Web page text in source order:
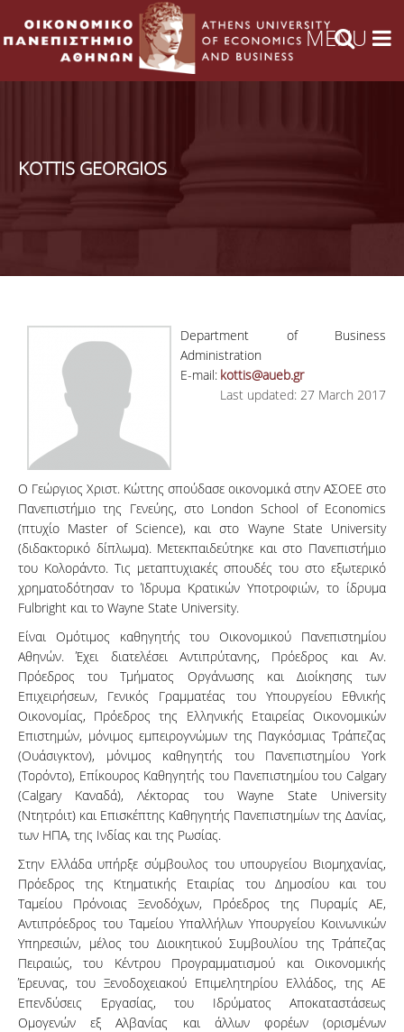
KOTTIS GEORGIOS
Department of Business
Administration
E-mail: kottis@aueb.gr
Ο Γεώργιος Χριστ. Κώττης σπούδασε οικονομικά στην ΑΣΟΕΕ στο
Πανεπιστήμιο της Γενεύης, στο London School of Economics
(πτυχίο Master of Science), και στο Wayne State University
(διδακτορικό δίπλωμα). Μετεκπαιδεύτηκε και στο Πανεπιστήμιο
του Κολοράντο. Τις μεταπτυχιακές σπουδές του στο εξωτερικό
χρηματοδότησαν το Ίδρυμα Κρατικών Υποτροφιών, το ίδρυμα
Fulbright και το Wayne State University.
Είναι Ομότιμος καθηγητής του Οικονομικού Πανεπιστημίου
Αθηνών. Έχει διατελέσει Αντιπρύτανης, Πρόεδρος και Αν.
Πρόεδρος του Τμήματος Οργάνωσης και Διοίκησης των
Επιχειρήσεων, Γενικός Γραμματέας του Υπουργείου Εθνικής
Οικονομίας, Πρόεδρος της Ελληνικής Εταιρείας Οικονομικών
Επιστημών, μόνιμος εμπειρογνώμων της Παγκόσμιας Τράπεζας
(Ουάσιγκτον), μόνιμος καθηγητής του Πανεπιστημίου York
(Τορόντο), Επίκουρος Καθηγητής του Πανεπιστημίου του Calgary
(Calgary Καναδά), Λέκτορας του Wayne State University
(Ντητρόιτ) και Επισκέπτης Καθηγητής Πανεπιστημίων της Δανίας,
των ΗΠΑ, της Ινδίας και της Ρωσίας.
Στην Ελλάδα υπήρξε σύμβουλος του υπουργείου Βιομηχανίας,
Πρόεδρος της Κτηματικής Εταιρίας του Δημοσίου και του
Ταμείου Πρόνοιας Ξενοδόχων, Πρόεδρος της Πυραμίς ΑΕ,
Αντιπρόεδρος του Ταμείου Υπαλλήλων Υπουργείου Κοινωνικών
Υπηρεσιών, μέλος του Διοικητικού Συμβουλίου της Τράπεζας
Πειραιώς, του Κέντρου Προγραμματισμού και Οικονομικής
Έρευνας, του Ξενοδοχειακού Επιμελητηρίου Ελλάδος, της ΑΕ
Επενδύσεις Εργασίας, του Ιδρύματος Αποκαταστάσεως
Ομογενών εξ Αλβανίας και άλλων φορέων (ορισμένων
Last updated: 27 March 2017